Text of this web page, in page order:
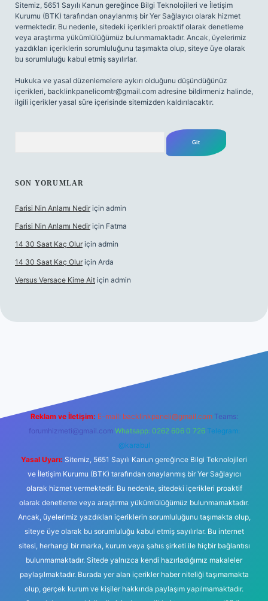
Sitemiz, 5651 Sayılı Kanun gereğince Bilgi Teknolojileri ve İletişim
Kurumu (BTK) tarafından onaylanmış bir Yer Sağlayıcı olarak hizmet
vermektedir. Bu nedenle, sitedeki içerikleri proaktif olarak denetleme
veya araştırma yükümlülüğümüz bulunmamaktadır. Ancak, üyelerimiz
yazdıkları içeriklerin sorumluluğunu taşımakta olup, siteye üye olarak
bu sorumluluğu kabul etmiş sayılırlar.
Hukuka ve yasal düzenlemelere aykırı olduğunu düşündüğünüz
içerikleri, backlinkpanelicomtr@gmail.com adresine bildirmeniz halinde,
ilgili içerikler yasal süre içerisinde sitemizden kaldırılacaktır.
SON YORUMLAR
Farisi Nin Anlamı Nedir için admin
Farisi Nin Anlamı Nedir için Fatma
14 30 Saat Kaç Olur için admin
14 30 Saat Kaç Olur için Arda
Versus Versace Kime Ait için admin
Reklam ve İletişim: E-mail: backlinkpaneli@gmail.com Teams:
forumhizmeti@gmail.com Whatsapp: 0262 606 0 726 Telegram:
@karabul
Yasal Uyarı: Sitemiz, 5651 Sayılı Kanun gereğince Bilgi Teknolojileri
ve İletişim Kurumu (BTK) tarafından onaylanmış bir Yer Sağlayıcı
olarak hizmet vermektedir. Bu nedenle, sitedeki içerikleri proaktif
olarak denetleme veya araştırma yükümlülüğümüz bulunmamaktadır.
Ancak, üyelerimiz yazdıkları içeriklerin sorumluluğunu taşımakta olup,
siteye üye olarak bu sorumluluğu kabul etmiş sayılırlar. Bu internet
sitesi, herhangi bir marka, kurum veya şahıs şirketi ile hiçbir bağlantısı
bulunmamaktadır. Sitede yalnızca kendi hazırladığımız makaleler
paylaşılmaktadır. Burada yer alan içerikler haber niteliği taşımamakta
olup, gerçek kurum ve kişiler hakkında paylaşım yapılmamaktadır.